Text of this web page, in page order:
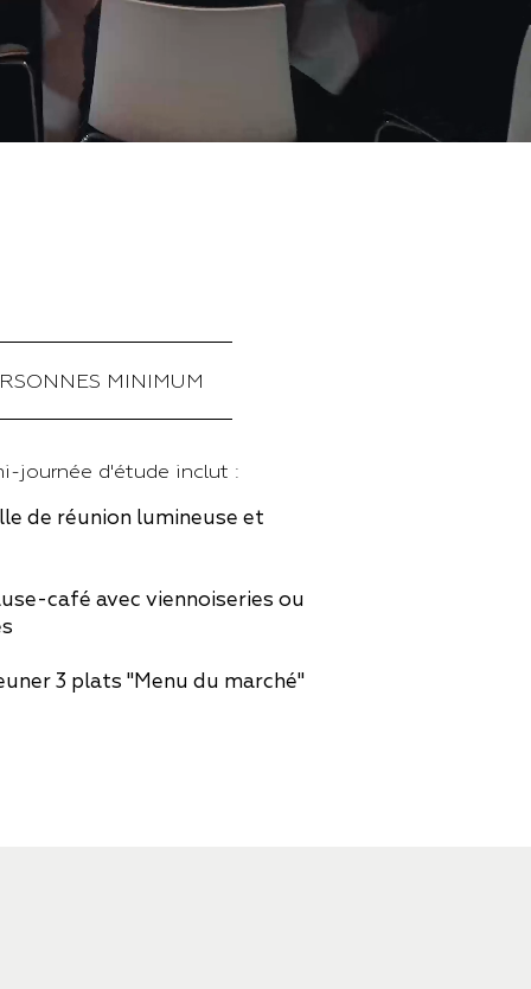
MINIMUM
journée d'étude inclut :
de réunion lumineuse et
café avec viennoiseries ou
3 plats "Menu du marché"